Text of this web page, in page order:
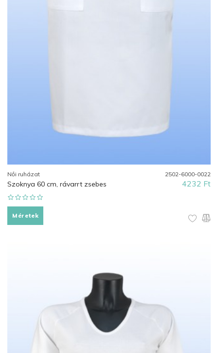
Női ruházat 2502-6000-0022
Szoknya 60 cm, rávarrt zsebes 4232 Ft
Méretek